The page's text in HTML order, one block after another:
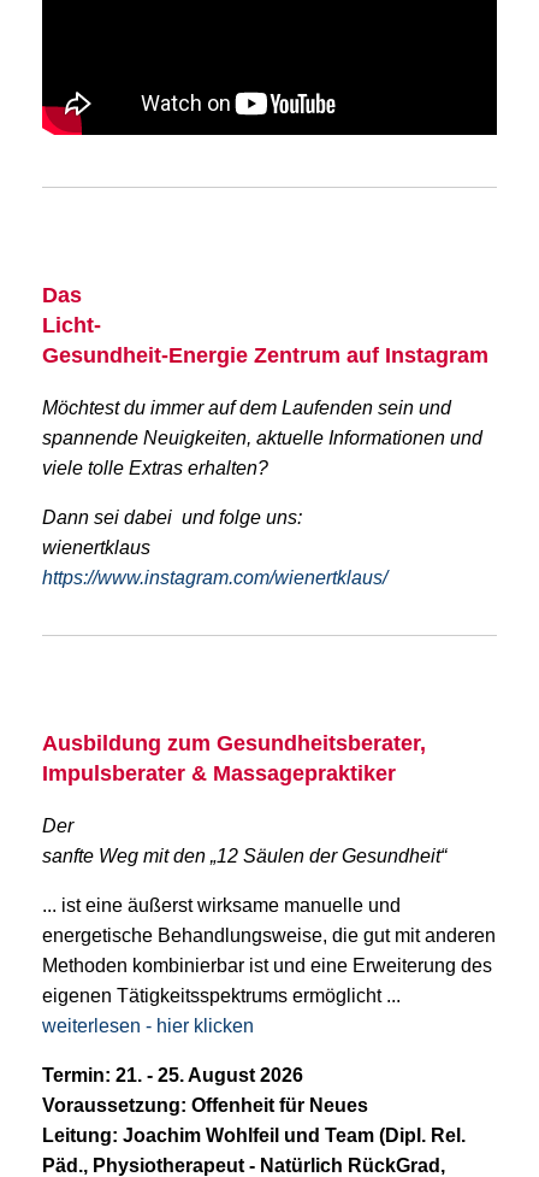
Das
Licht-
Gesundheit-Energie Zentrum auf Instagram
Möchtest du immer auf dem Laufenden sein und
spannende Neuigkeiten, aktuelle Informationen und
viele tolle Extras erhalten?
Dann sei dabei und folge uns:
wienertklaus
https://www.instagram.com/wienertklaus/
Ausbildung zum Gesundheitsberater,
Impulsberater & Massagepraktiker
Der
sanfte Weg mit den „12 Säulen der Gesundheit“
... ist eine äußerst wirksame manuelle und
energetische Behandlungsweise, die gut mit anderen
Methoden kombinierbar ist und eine Erweiterung des
eigenen Tätigkeitsspektrums ermöglicht ...
weiterlesen - hier klicken
Termin: 21. - 25. August 2026
Voraussetzung: Offenheit für Neues
Leitung: Joachim Wohlfeil und Team (Dipl. Rel.
Päd., Physiotherapeut - Natürlich RückGrad,